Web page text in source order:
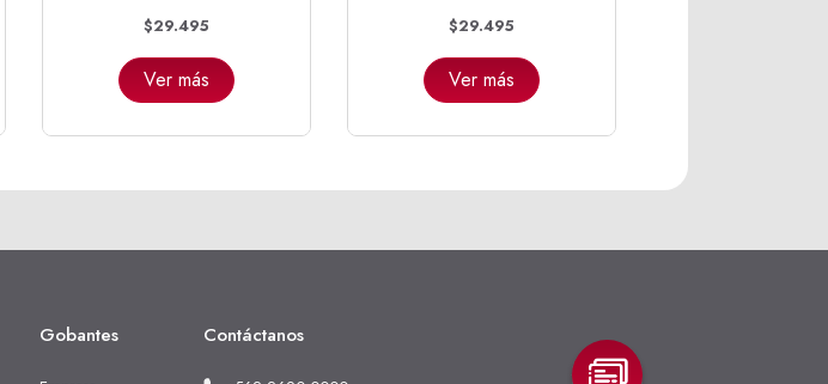
$29.495
Ver más
$29.495
Ver más
Gobantes Contáctanos